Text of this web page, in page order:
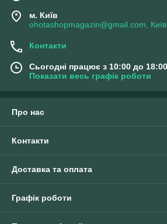
м. Київ
ohotashopmagazin@gmail.com,
Контакти
Сьогодні працює з 10:00 до 18:00
Показати весь графік роботи
Про нас
Контакти
Доставка та оплата
Графік роботи